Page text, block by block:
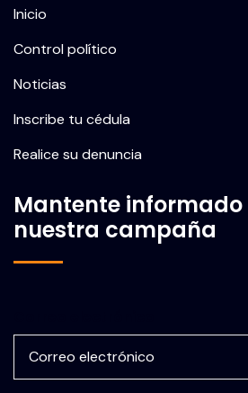
Inicio
Control político
Noticias
Inscribe tu cédula
Realice su denuncia
Mantente informado
nuestra campaña